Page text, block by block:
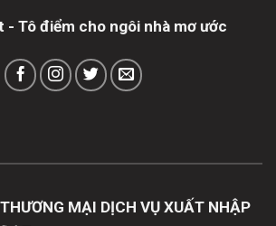
- Tô điểm cho ngôi nhà mơ ước
MẠI DỊCH VỤ XUẤT NHẬP